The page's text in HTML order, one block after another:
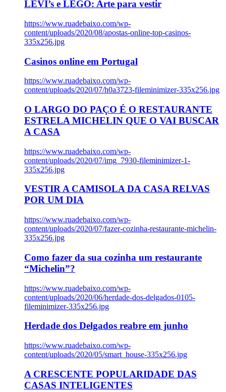
LEVI’s e LEGO: Arte para vestir
https://www.ruadebaixo.com/wp-
content/uploads/2020/08/apostas-online-top-casinos-
335x256.jpg
Casinos online em Portugal
https://www.ruadebaixo.com/wp-
content/uploads/2020/07/h0a3723-fileminimizer-335x256.jpg
O LARGO DO PAÇO É O RESTAURANTE
ESTRELA MICHELIN QUE O VAI BUSCAR
A CASA
https://www.ruadebaixo.com/wp-
content/uploads/2020/07/img_7930-fileminimizer-1-
335x256.jpg
VESTIR A CAMISOLA DA CASA RELVAS
POR UM DIA
https://www.ruadebaixo.com/wp-
content/uploads/2020/07/fazer-cozinha-restaurante-michelin-
335x256.jpg
Como fazer da sua cozinha um restaurante
“Michelin”?
https://www.ruadebaixo.com/wp-
content/uploads/2020/06/herdade-dos-delgados-0105-
fileminimizer-335x256.jpg
Herdade dos Delgados reabre em junho
https://www.ruadebaixo.com/wp-
content/uploads/2020/05/smart_house-335x256.jpg
A CRESCENTE POPULARIDADE DAS
CASAS INTELIGENTES